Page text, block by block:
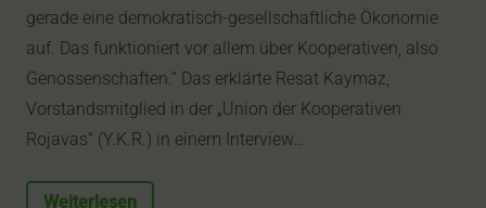
gerade eine demokratisch-gesellschaftliche Ökonomie
auf. Das funktioniert vor allem über Kooperativen, also
Genossenschaften.“ Das erklärte Resat Kaymaz,
Vorstandsmitglied in der „Union der Kooperativen
Rojavas“ (Y.K.R.) in einem Interview…
Weiterlesen